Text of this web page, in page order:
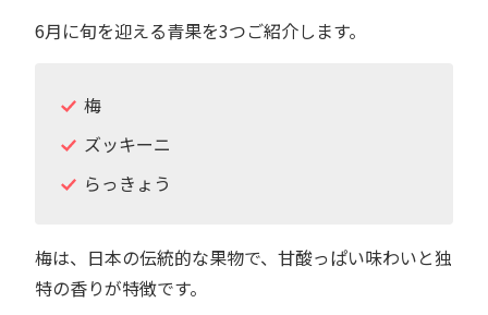
6月に旬を迎える青果を3つご紹介します。
梅
ズッキーニ
らっきょう
梅は、日本の伝統的な果物で、甘酸っぱい味わいと独
特の香りが特徴です。